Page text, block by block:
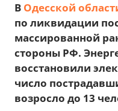
В Одесской
по ликвидации
массированной
стороны РФ.
восстановили
число
возросло до 13